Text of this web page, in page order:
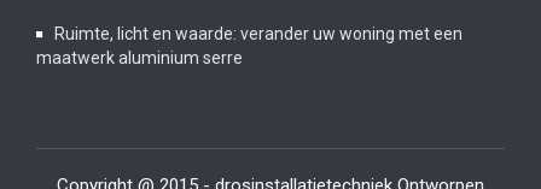
Ruimte, licht en waarde: verander uw woning met een
maatwerk aluminium serre